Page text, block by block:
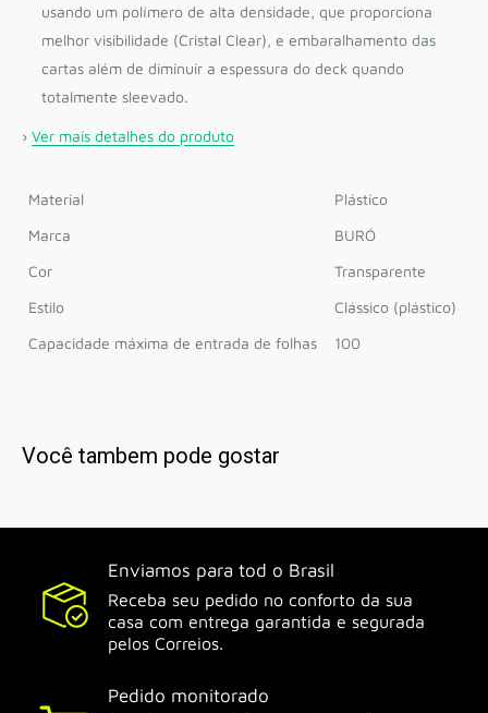
usando um polímero de alta densidade, que proporciona
melhor visibilidade (Cristal Clear), e embaralhamento das
cartas além de diminuir a espessura do deck quando
totalmente sleevado.
› Ver mais detalhes do produto
Material
Plástico
Marca
BURÓ
Cor
Transparente
Estilo
Clássico (plástico)
Capacidade máxima de entrada de folhas
100
Você tambem pode gostar
Enviamos para tod o Brasil
Receba seu pedido no conforto da sua
casa com entrega garantida e segurada
pelos Correios.
Pedido monitorado